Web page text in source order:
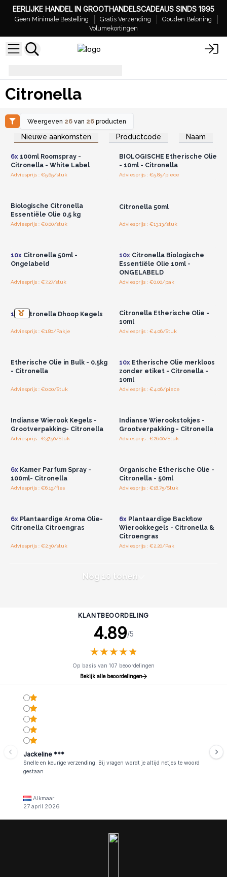
EERLIJKE HANDEL IN GROOTHANDELSCADEAUS SINDS 1995
Geen Minimale Bestelling Gratis Verzending
Gouden Beloning
Volumekortingen
Citronella
Weergeven 26 van 26 producten
Nieuwe aankomsten Productcode Naam
Log in of registreer u voor
groothandelsprijzen.
6x100ml Roomspray -
Citronella - White Label
Adviesprijs : €5.65/stuk
Log in of registreer u voor
groothandelsprijzen.
BIOLOGISCHE Etherische Olie
- 10ml - Citronella
Adviesprijs : €5.85/piece
Biologische Citronella
Essentiële Olie 0,5 kg
Adviesprijs : €0.00/stuk
Citronella 50ml
Adviesprijs : €13.13/stuk
10xCitronella 50ml -
Ongelabeld
Adviesprijs : €7.27/stuk
10xCitronella Biologische
Essentiële Olie 10ml -
ONGELABELD
Adviesprijs : €0.00/pak
12xCitronella Dhoop Kegels
Adviesprijs : €1.80/Pakje
Citronella Etherische Olie -
10ml
Adviesprijs : €4.06/Stuk
Etherische Olie in Bulk - 0.5kg
- Citronella
Adviesprijs : €0.00/Stuk
10xEtherische Olie merkloos
zonder etiket - Citronella -
10ml
Adviesprijs : €4.06/piece
Indianse Wierook Kegels -
Grootverpakking- Citronella
Adviesprijs : €37.50/Stuk
Indianse Wierookstokjes -
Grootverpakking - Citronella
Adviesprijs : €26.00/Stuk
6xKamer Parfum Spray -
100ml- Citronella
Adviesprijs : €6.19/fles
Organische Etherische Olie -
Citronella - 50ml
Adviesprijs : €18.75/Stuk
6xPlantaardige Aroma Olie-
Citronella Citroengras
Adviesprijs : €2.30/stuk
6xPlantaardige Backflow
Wierookkegels - Citronella &
Citroengras
Adviesprijs : €2.20/Pak
Nog 10 tonen
KLANTBEOORDELING
4.89/5
★★★★★
★★★★★
Op basis van 107 beoordelingen
Bekijk alle beoordelingen
Jackeline ***
Snelle en keurige verzending. Bij vragen wordt je altijd netjes te woord
gestaan
Alkmaar
27 april 2026